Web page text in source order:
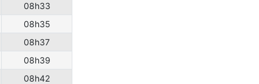
08h33
08h35
08h37
08h39
08h42